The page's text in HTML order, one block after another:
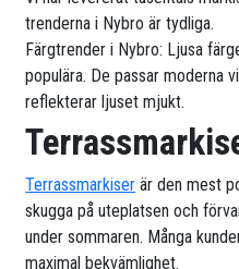
trenderna i Nybro är tydliga.
Färgtrender i Nybro: Ljusa
populära. De passar moderna
reflekterar ljuset mjukt.
Terrassmarkiser är den mest
skugga på uteplatsen och
under sommaren. Många
maximal bekvämlighet.